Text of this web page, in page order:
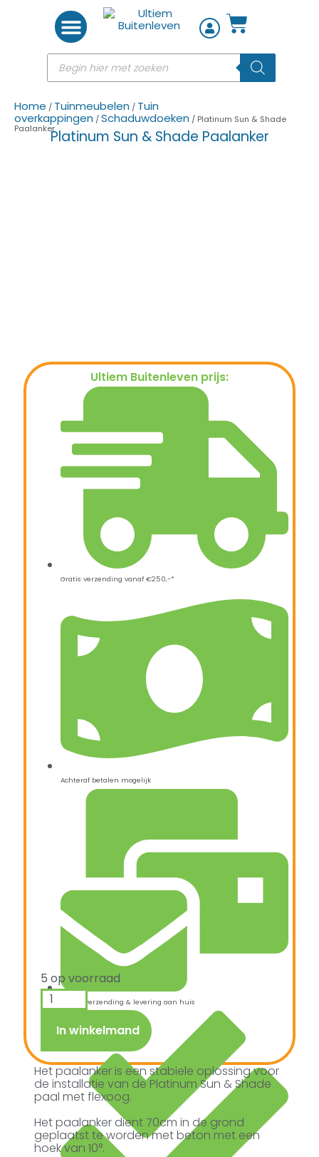
Home / Tuinmeubelen / Tuin
overkappingen /Schaduwdoeken / Platinum Sun & Shade
PaalankerPlatinum Sun & Shade Paalanker
Ultiem Buitenleven prijs:
Gratis verzending vanaf €250,-*
Achteraf betalen mogelijk
Snelle verzending & levering aan huis
5 op voorraad
In winkelmand
Het paalanker is een stabiele oplossing voor
de installatie van de Platinum Sun & Shade
paal met flexoog.
Het paalanker dient 70cm in de grond
geplaatst te worden met beton met een
hoek van 10°.